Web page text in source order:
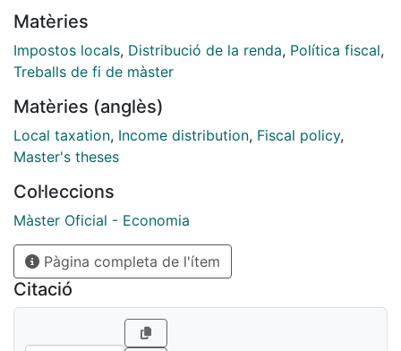
experiment and local administrative and tax records,
we assess the possible relationship between a
perceived fair local tax contribution and (1) the local
(4) redistribution. We also control for the effect of
information and some possible locally-based bias
through a difference-in-difference treatment design.
patterns, while satisfaction towards public services is
found to be statistically significant. We also find
evidence of a causal relationship for social position
and redistribution views. The role of information is
found not interfere in the allocation of a fair local
contribution.
Matèries
Impostos locals, Distribució de la renda, Política fiscal,
Treballs de fi de màster
Matèries (anglès)
Local taxation, Income distribution, Fiscal policy,
Master's theses
Col·leccions
Màster Oficial - Economia
Pàgina completa de l'ítem
Citació